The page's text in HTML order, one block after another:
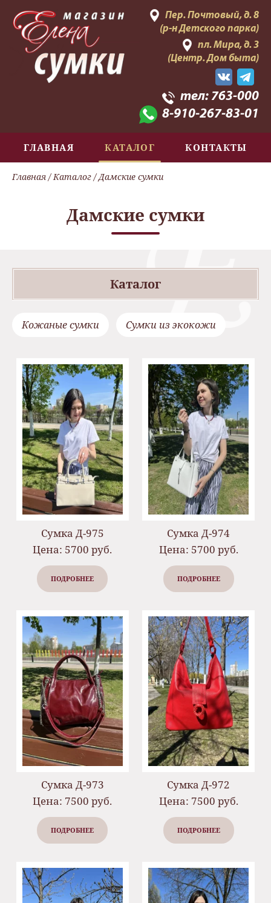
Пер. Почтовый, д. 8
(р-н Детского парка)
пл. Мира, д. 3
(Центр. Дом быта)
тел:763-000
8-910-267-83-01
ГЛАВНАЯ КАТАЛОГ КОНТАКТЫ
Главная/Каталог/ Дамские сумки
Дамские сумки
Каталог
Кожаные сумки Сумки из экокожи
Сумка Д-975
Цена: 5700 руб.
ПОДРОБНЕЕ
Сумка Д-974
Цена: 5700 руб.
ПОДРОБНЕЕ
Сумка Д-973
Цена: 7500 руб.
ПОДРОБНЕЕ
Сумка Д-972
Цена: 7500 руб.
ПОДРОБНЕЕ